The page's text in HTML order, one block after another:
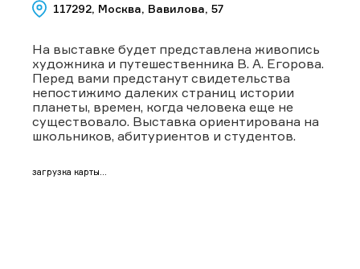
117292, Москва, Вавилова, 57
На выставке будет представлена живопись
художника и путешественника В. А. Егорова.
Перед вами предстанут свидетельства
непостижимо далеких страниц истории
планеты, времен, когда человека еще не
существовало. Выставка ориентирована на
школьников, абитуриентов и студентов.
загрузка карты...